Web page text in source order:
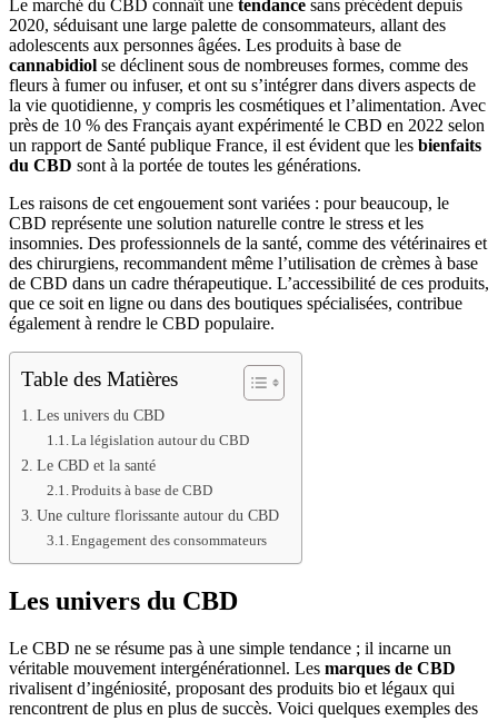
Le marché du CBD connaît une tendance sans précédent depuis
2020, séduisant une large palette de consommateurs, allant des
adolescents aux personnes âgées. Les produits à base de
cannabidiol se déclinent sous de nombreuses formes, comme des
fleurs à fumer ou infuser, et ont su s’intégrer dans divers aspects de
la vie quotidienne, y compris les cosmétiques et l’alimentation. Avec
près de 10 % des Français ayant expérimenté le CBD en 2022 selon
un rapport de Santé publique France, il est évident que les bienfaits
du CBD sont à la portée de toutes les générations.
Les raisons de cet engouement sont variées : pour beaucoup, le
CBD représente une solution naturelle contre le stress et les
insomnies. Des professionnels de la santé, comme des vétérinaires et
des chirurgiens, recommandent même l’utilisation de crèmes à base
de CBD dans un cadre thérapeutique. L’accessibilité de ces produits,
que ce soit en ligne ou dans des boutiques spécialisées, contribue
également à rendre le CBD populaire.
Table des Matières
Les univers du CBD
La législation autour du CBD
Le CBD et la santé
Produits à base de CBD
Une culture florissante autour du CBD
Engagement des consommateurs
Les univers du CBD
Le CBD ne se résume pas à une simple tendance ; il incarne un
véritable mouvement intergénérationnel. Les marques de CBD
rivalisent d’ingéniosité, proposant des produits bio et légaux qui
rencontrent de plus en plus de succès. Voici quelques exemples des